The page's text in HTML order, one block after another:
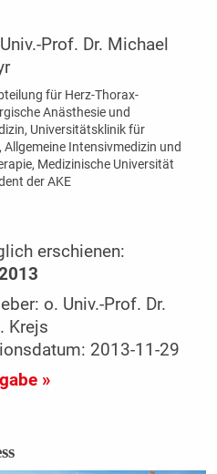
Univ.-Prof. Dr. Michael
für Herz-Thorax-
Anästhesie und
Universitätsklinik für
Allgemeine Intensivmedizin und
Medizinische Universität
der AKE
erschienen:
o. Univ.-Prof. Dr.
Krejs
2013-11-29
»